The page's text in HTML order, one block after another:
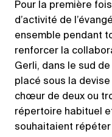
Pour la première
d’activité de
ensemble pendant
renforcer la
Gerli, dans le sud
placé sous la devise
chœur de deux ou
répertoire habituel
souhaitaient répéter